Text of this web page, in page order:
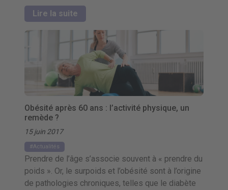
Lire la suite
Obésité après 60 ans : l’activité physique, un
remède ?
15 juin 2017
Actualités
Prendre de l’âge s’associe souvent à « prendre du
poids ». Or, le surpoids et l’obésité sont à l’origine
de pathologies chroniques, telles que le diabète